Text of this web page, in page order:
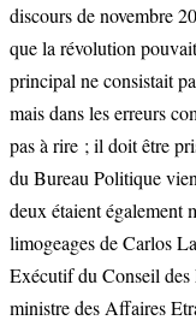
discours de novembre
que la révolution
principal ne consistait
mais dans les erreurs
pas à rire ; il doit être
du Bureau Politique
deux étaient également
limogeages de Carlos
Exécutif du Conseil des
ministre des Affaires